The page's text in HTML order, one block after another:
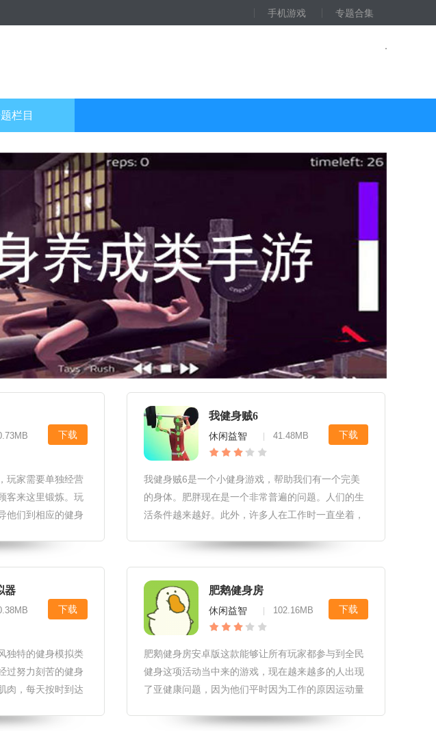
手机游戏 专题合集
栏目
下载
玩家需要单独经营
客来这里锻炼。玩
他们到相应的健身
举办体育赛事，并
我健身贼6
休闲益智 41.48MB 下载
我健身贼6是一个小健身游戏，帮助我们有一个完美
的身体。肥胖现在是一个非常普遍的问题。人们的生
活条件越来越好。此外，许多人在工作时一直坐着，
开始穿短袖和短裙时，就没有办法隐藏你的脂肪了。
因此，我们必须尽快摆脱所有
器
下载
独特的健身模拟类
过努力刻苦的健身
肉，每天按时到达
不能在健身房中玩
肥鹅健身房
休闲益智 102.16MB 下载
肥鹅健身房安卓版这款能够让所有玩家都参与到全民
健身这项活动当中来的游戏，现在越来越多的人出现
了亚健康问题，因为他们平时因为工作的原因运动量
里，再加上现在的饮食比几十年前要好很多，有的时